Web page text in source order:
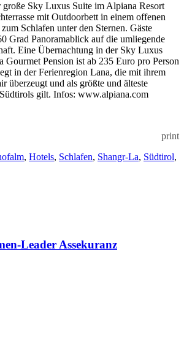
große Sky Luxus Suite im Alpiana Resort
mit Outdoorbett in einem offenen
Schlafen unter den Sternen. Gäste
Grad Panoramablick auf die umliegende
Eine Übernachtung in der Sky Luxus
Gourmet Pension ist ab 235 Euro pro Person
in der Ferienregion Lana, die mit ihrem
überzeugt und als größte und älteste
gilt. Infos: www.alpiana.com
print
, Hotels, Schlafen, Shangr-La, Südtirol,
Leader Assekuranz